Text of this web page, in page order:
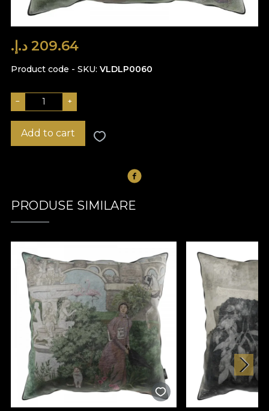
209.64 د.إ.‏
Product code - SKU VLDLP0060
− +
Add to cart
PRODUSE SIMILARE